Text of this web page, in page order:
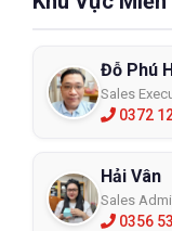
Đỗ Phú
Sales
0372
Hải Vân
Sales
0356